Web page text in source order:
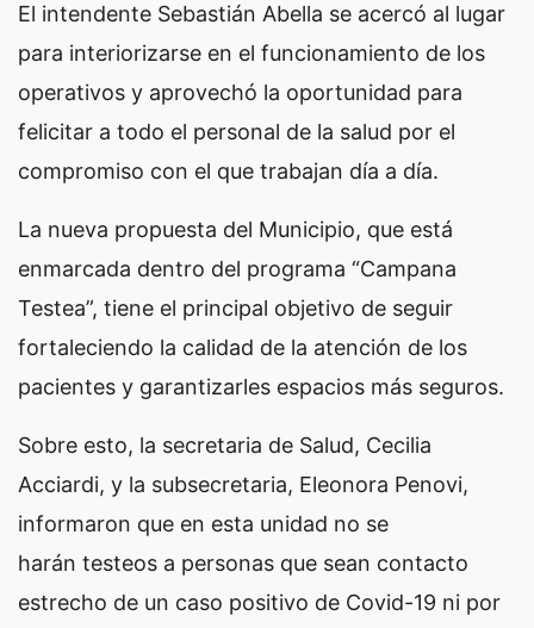
El intendente Sebastián Abella se acercó al lugar
para interiorizarse en el funcionamiento de los
operativos y aprovechó la oportunidad para
felicitar a todo el personal de la salud por el
compromiso con el que trabajan día a día.
La nueva propuesta del Municipio, que está
enmarcada dentro del programa “Campana
Testea”, tiene el principal objetivo de seguir
fortaleciendo la calidad de la atención de los
pacientes y garantizarles espacios más seguros.
Sobre esto, la secretaria de Salud, Cecilia
Acciardi, y la subsecretaria, Eleonora Penovi,
informaron que en esta unidad no se
harán testeos a personas que sean contacto
estrecho de un caso positivo de Covid-19 ni por